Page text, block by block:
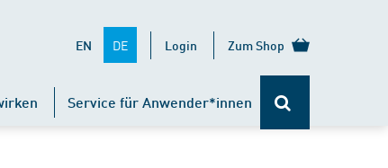
EN DE Login Zum Shop
Service für Anwender*innen